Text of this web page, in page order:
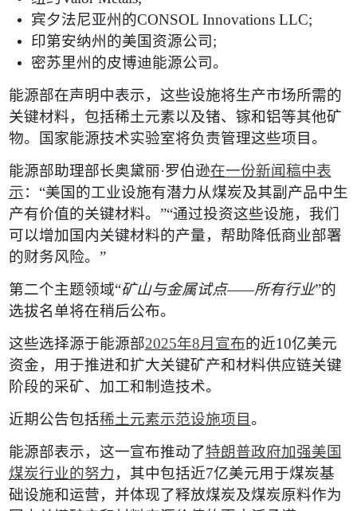
宾夕法尼亚州的CONSOL Innovations LLC;
印第安纳州的美国资源公司;
密苏里州的皮博迪能源公司。
能源部在声明中表示，这些设施将生产市场所需的
关键材料，包括稀土元素以及锗、镓和铝等其他矿
物。国家能源技术实验室将负责管理这些项目。
能源部助理部长奥黛丽·罗伯逊在一份新闻稿中表
示： “美国的工业设施有潜力从煤炭及其副产品中生
产有价值的关键材料。 ”“通过投资这些设施，我们
可以增加国内关键材料的产量，帮助降低商业部署
的财务风险。 ”
第二个主题领域“矿山与金属试点——所有行业”的
选拔名单将在稍后公布。
这些选择源于能源部2025年8月宣布的近10亿美元
资金，用于推进和扩大关键矿产和材料供应链关键
阶段的采矿、加工和制造技术。
近期公告包括稀土元素示范设施项目。
能源部表示，这一宣布推动了特朗普政府加强美国
煤炭行业的努力 ，其中包括近7亿美元用于煤炭基
础设施和运营，并体现了释放煤炭及煤炭原料作为